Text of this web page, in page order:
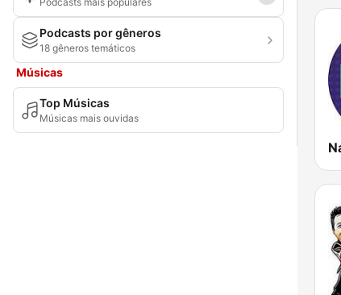
Podcasts por gêneros
18 gêneros temáticos
Músicas
Top Músicas
Músicas mais ouvidas